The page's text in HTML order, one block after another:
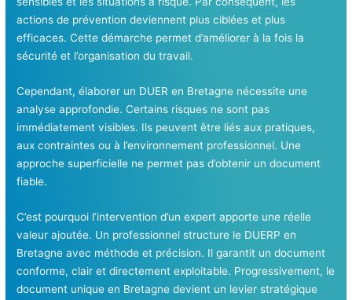
actions de prévention deviennent plus ciblées et plus
efficaces. Cette démarche permet d’améliorer à la fois la
sécurité et l’organisation du travail.
Cependant, élaborer un DUER en Bretagne nécessite une
analyse approfondie. Certains risques ne sont pas
immédiatement visibles. Ils peuvent être liés aux pratiques,
aux contraintes ou à l’environnement professionnel. Une
approche superficielle ne permet pas d’obtenir un document
fiable.
C’est pourquoi l’intervention d’un expert apporte une réelle
valeur ajoutée. Un professionnel structure le DUERP en
Bretagne avec méthode et précision. Il garantit un document
conforme, clair et directement exploitable. Progressivement, le
document unique en Bretagne devient un levier stratégique